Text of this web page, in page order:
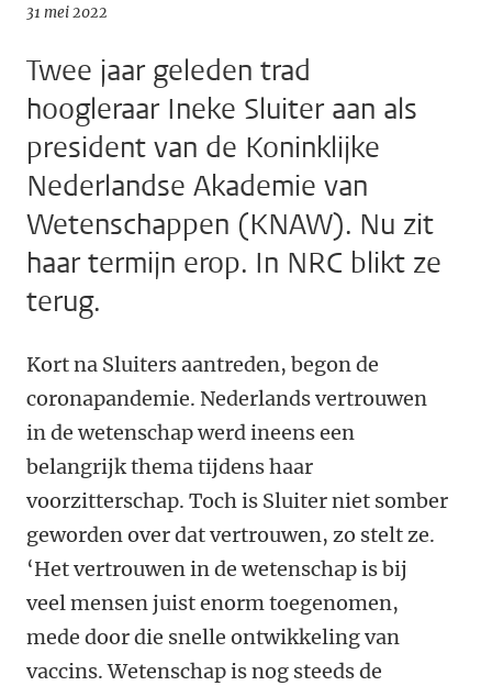
31 mei 2022
Twee jaar geleden trad
hoogleraar Ineke Sluiter aan als
president van de Koninklijke
Nederlandse Akademie van
Wetenschappen (KNAW). Nu zit
haar termijn erop. In NRC blikt ze
terug.
Kort na Sluiters aantreden, begon de
coronapandemie. Nederlands vertrouwen
in de wetenschap werd ineens een
belangrijk thema tijdens haar
voorzitterschap. Toch is Sluiter niet somber
geworden over dat vertrouwen, zo stelt ze.
‘Het vertrouwen in de wetenschap is bij
veel mensen juist enorm toegenomen,
mede door die snelle ontwikkeling van
vaccins. Wetenschap is nog steeds de